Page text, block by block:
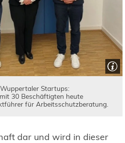
Startups:
30 Beschäftigten heute
für Arbeitsschutzberatung.
dar und wird in dieser